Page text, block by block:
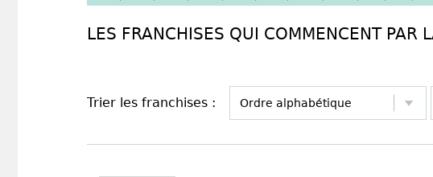
LES FRANCHISES QUI COMMENCENT PAR
Trier les franchises :